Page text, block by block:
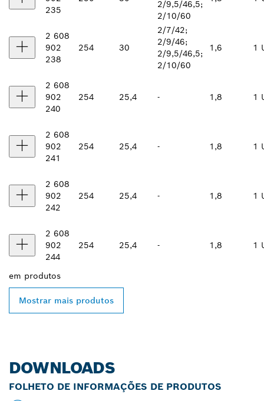
235
2/9,5/46,5;
2/10/60
2 608
902
238
254 30
2/7/42;
2/9/46;
2/9,5/46,5;
2/10/60
1,6 1
2 608
902
240
254 25,4 - 1,8 1
2 608
902
241
254 25,4 - 1,8 1
2 608
902
242
254 25,4 - 1,8 1
2 608
902
244
254 25,4 - 1,8 1
em produtos
Mostrar mais produtos
DOWNLOADS
FOLHETO DE INFORMAÇÕES DE PRODUTOS